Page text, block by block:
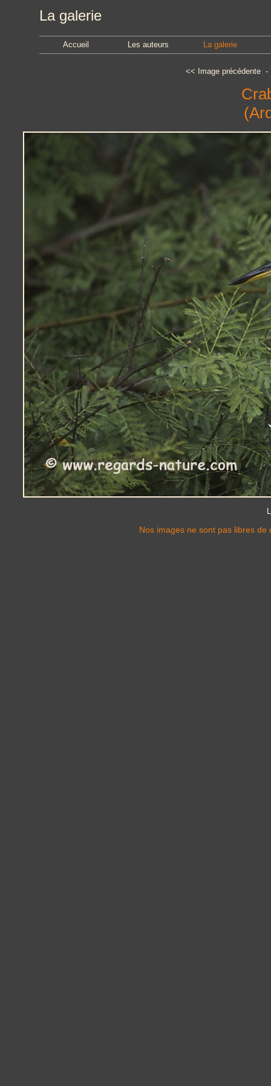
La galerie
Accueil Les auteurs La galerie
<< Image précédente
Nos images ne sont pas libres